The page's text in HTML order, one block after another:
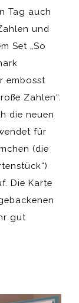
Tag auch
und
Set „So
embosst
Zahlen“.
die neuen
für
(die
Die Karte
gut